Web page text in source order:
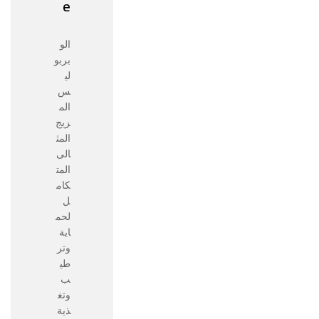
e
الو
بربو
لي
س
الم
زيج
المث
الى
المت
كام
ل
لحم
اية
وتر
طي
ب
وتغ
ذية